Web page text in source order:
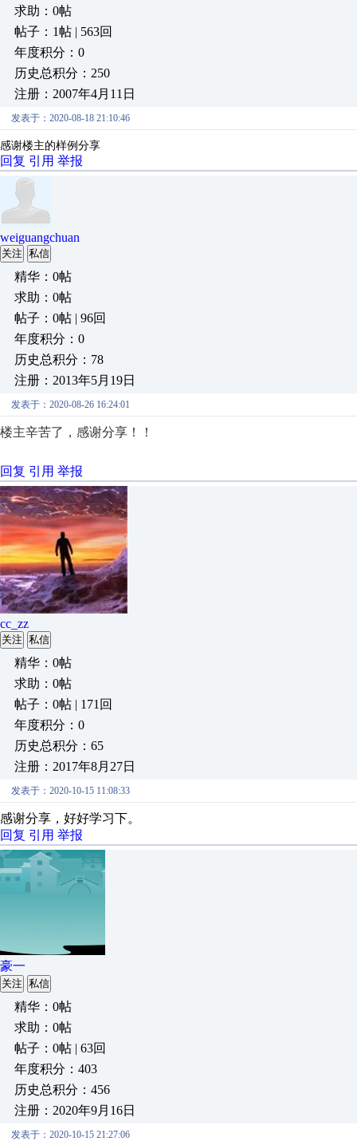
求助：0帖
帖子：1帖 | 563回
年度积分：0
历史总积分：250
注册：2007年4月11日
发表于：2020-08-18 21:10:46
感谢楼主的样例分享
回复 引用 举报
weiguangchuan
关注 私信
精华：0帖
求助：0帖
帖子：0帖 | 96回
年度积分：0
历史总积分：78
注册：2013年5月19日
发表于：2020-08-26 16:24:01
楼主辛苦了，感谢分享！！
回复 引用 举报
cc_zz
关注 私信
精华：0帖
求助：0帖
帖子：0帖 | 171回
年度积分：0
历史总积分：65
注册：2017年8月27日
发表于：2020-10-15 11:08:33
感谢分享，好好学习下。
回复 引用 举报
豪一
关注 私信
精华：0帖
求助：0帖
帖子：0帖 | 63回
年度积分：403
历史总积分：456
注册：2020年9月16日
发表于：2020-10-15 21:27:06